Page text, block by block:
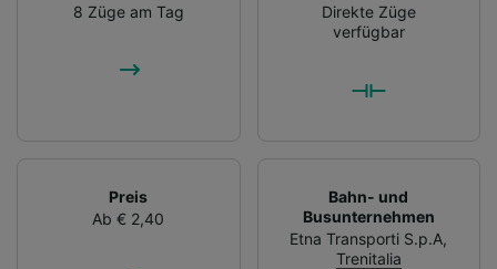
8 Züge am Tag
Direkte Züge
verfügbar
Preis
Ab € 2,40
Bahn- und
Busunternehmen
Etna Transporti S.p.A,
Trenitalia